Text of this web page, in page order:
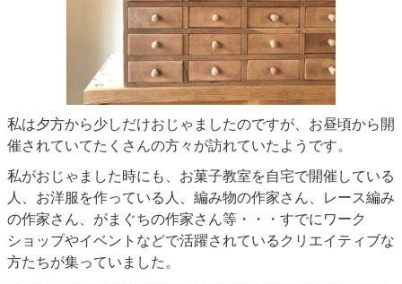
私は夕方から少しだけおじゃましたのですが、お昼頃から開
催されていてたくさんの方々が訪れていたようです。
私がおじゃました時にも、お菓子教室を自宅で開催している
人、お洋服を作っている人、編み物の作家さん、レース編み
の作家さん、がまぐちの作家さん等・・・すでにワーク
ショップやイベントなどで活躍されているクリエイティブな
方たちが集っていました。